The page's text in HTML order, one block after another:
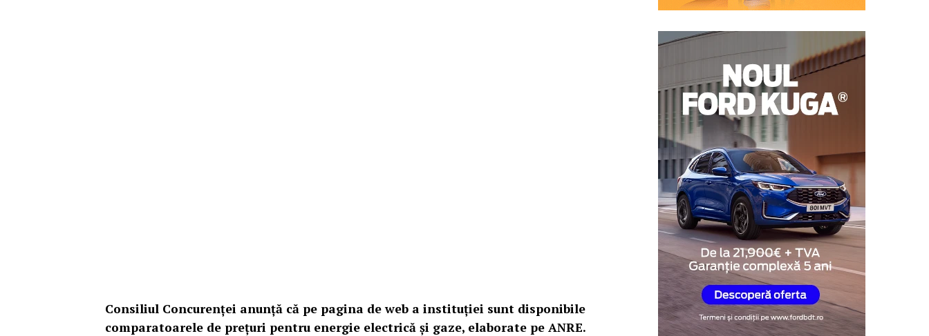
Consiliul Concurenței anunță că pe pagina de web a instituției sunt disponibile
comparatoarele de prețuri pentru energie electrică și gaze, elaborate pe ANRE.